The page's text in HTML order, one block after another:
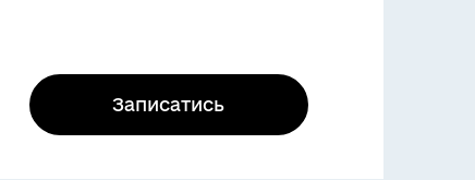
Записатись